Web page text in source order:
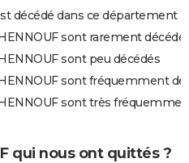
décédé dans ce département
sont rarement
sont peu décédés
sont fréquemment
sont très
qui nous ont quittés ?